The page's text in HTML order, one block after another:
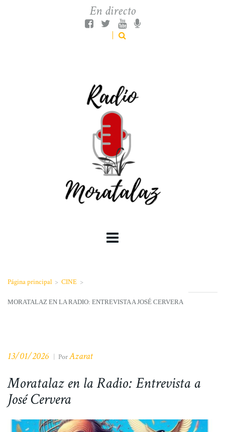
En directo
Página principal > CINE >
MORATALAZ EN LA RADIO: ENTREVISTA A JOSÉ CERVERA
13/01/2026 | PorAzarat
Moratalaz en la Radio: Entrevista a
José Cervera